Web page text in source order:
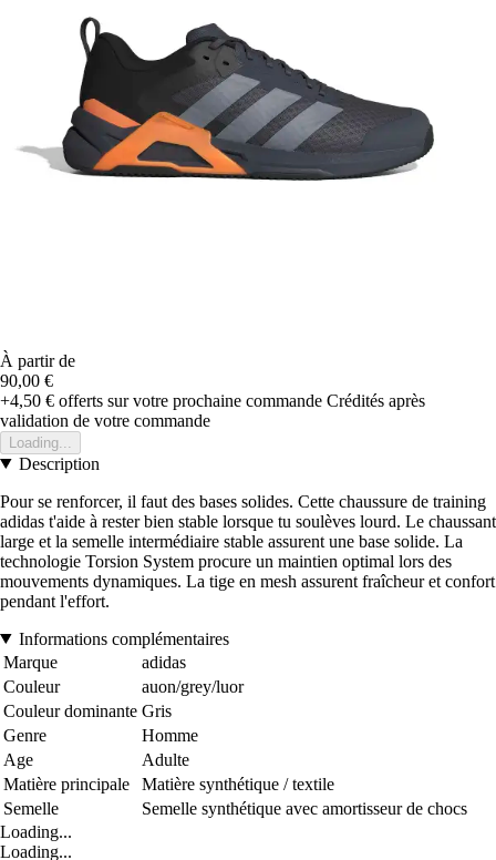
À partir de
90,00 €
+4,50 € offerts sur votre prochaine commande Crédités après
validation de votre commande
Loading...
Description
Pour se renforcer, il faut des bases solides. Cette chaussure de training
adidas t'aide à rester bien stable lorsque tu soulèves lourd. Le chaussant
large et la semelle intermédiaire stable assurent une base solide. La
technologie Torsion System procure un maintien optimal lors des
mouvements dynamiques. La tige en mesh assurent fraîcheur et confort
pendant l'effort.
Informations complémentaires
Marque
adidas
Couleur
auon/grey/luor
Couleur dominante Gris
Genre
Homme
Age
Adulte
Matière principale
Matière synthétique / textile
Semelle
Semelle synthétique avec amortisseur de chocs
Loading...
Loading...